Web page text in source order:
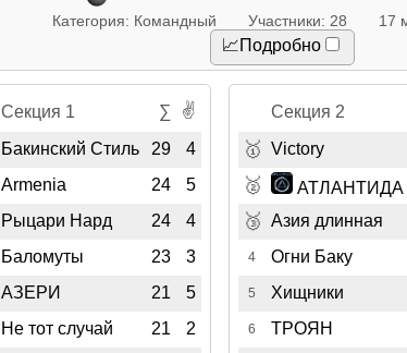
Категория: Командный Участники: 28 17
📈Подробно
Секция 1 ∑ ✌
Бакинский Стиль 29 4
Armenia 24 5
Рыцари Нард 24 4
Баломуты 23 3
АЗЕРИ 21 5
Не тот случай 21 2
Секция 2
🥇 Victory
🥈 АТЛАНТИДА
🥉 Азия длинная
4 Огни Баку
5 Хищники
6 ТРОЯН